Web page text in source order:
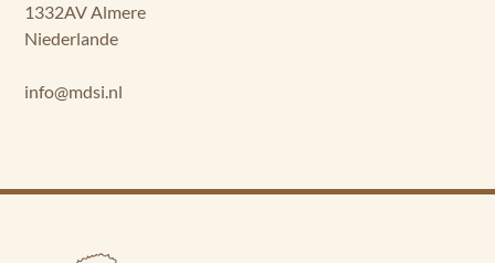
1332AV Almere
Niederlande
info@mdsi.nl